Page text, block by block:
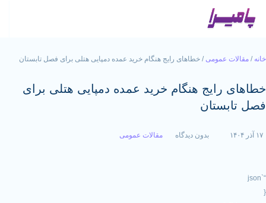
/ خطاهای رایج هنگام خرید عمده دمپایی هتلی برای فصل تابستان
هنگام خرید عمده دمپایی هتلی برای
بدون دیدگاه مقالات عمومی